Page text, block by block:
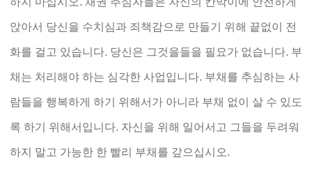
앉아서 당신을 수치심과 죄책감으로 만들기 위해 끝없이 전
화를 걸고 있습니다. 당신은 그것을들을 필요가 없습니다. 부
채는 처리해야 하는 심각한 사업입니다. 부채를 추심하는 사
람들을 행복하게 하기 위해서가 아니라 부채 없이 살 수 있도
록 하기 위해서입니다. 자신을 위해 일어서고 그들을 두려워
하지 말고 가능한 한 빨리 부채를 갚으십시오.